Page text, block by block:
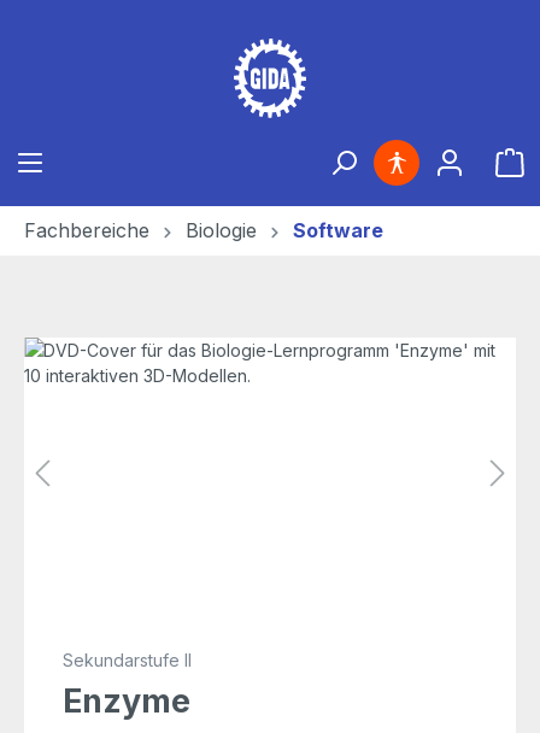
Fachbereiche Biologie Software
Bildergalerie überspringen
Sekundarstufe II
Enzyme